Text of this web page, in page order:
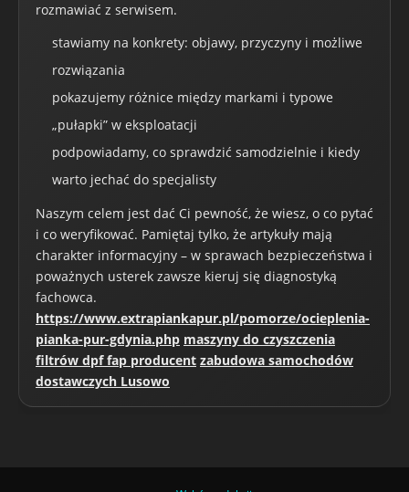
rozmawiać z serwisem.
stawiamy na konkrety: objawy, przyczyny i możliwe
rozwiązania
pokazujemy różnice między markami i typowe
„pułapki” w eksploatacji
podpowiadamy, co sprawdzić samodzielnie i kiedy
warto jechać do specjalisty
Naszym celem jest dać Ci pewność, że wiesz, o co pytać
i co weryfikować. Pamiętaj tylko, że artykuły mają
charakter informacyjny – w sprawach bezpieczeństwa i
poważnych usterek zawsze kieruj się diagnostyką
fachowca.
https://www.extrapiankapur.pl/pomorze/ocieplenia-
pianka-pur-gdynia.php maszyny do czyszczenia
filtrów dpf fap producent zabudowa samochodów
dostawczych Lusowo